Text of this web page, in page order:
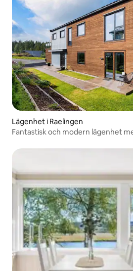
Lägenhet i Raelingen
Fantastisk och modern lägenhet